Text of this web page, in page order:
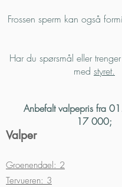
Frossen sperm kan også
Har du spørsmål eller
med styret.
Anbefalt valpepris fra
17 000;
Valper
Groenendael: 2
Tervueren: 3